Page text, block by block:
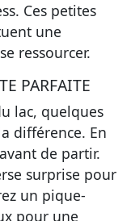
Ces petites
une
ressourcer.
PARFAITE
lac, quelques
différence. En
de partir.
surprise pour
un pique-
pour une